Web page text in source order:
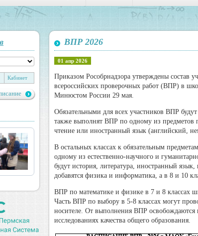
Кабинет
ВПР 2026
01 апр 2026
Приказом Рособрнадзора утверждены состав
всероссийских проверочных работ (ВПР) в
Минюстом России 29 мая.
Обязательными для всех участников ВПР
также выполнят ВПР по одному из
чтение или иностранный язык (английский,
В остальных классах к обязательным
одному из естественно-научного и
будут история, литература, иностранный
добавятся физика и информатика, а в 8 и 10
ВПР по математике и физике в 7 и 8 классах
Часть ВПР по выбору в 5-8 классах могут
носителе. От выполнения ВПР
исследованиях качества общего образования.